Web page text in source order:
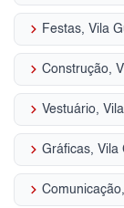
keyboard_arrow_right Festas, Vila
keyboard_arrow_right Construção,
keyboard_arrow_right Vestuário,
keyboard_arrow_right Gráficas, Vila
keyboard_arrow_right